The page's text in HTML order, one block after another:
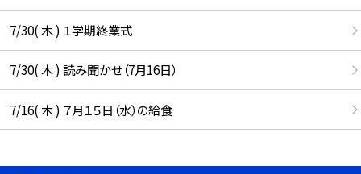
7/30( 木 ) １学期終業式
7/30( 木 ) 読み聞かせ（7月16日）
7/16( 木 ) ７月１５日（水）の給食